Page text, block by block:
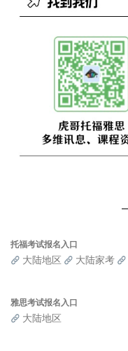
托福考试报名入口
大陆地区 大陆家考
雅思考试报名入口
大陆地区